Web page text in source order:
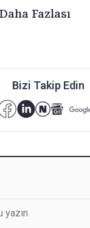
Fazlası
Bizi Takip Edin